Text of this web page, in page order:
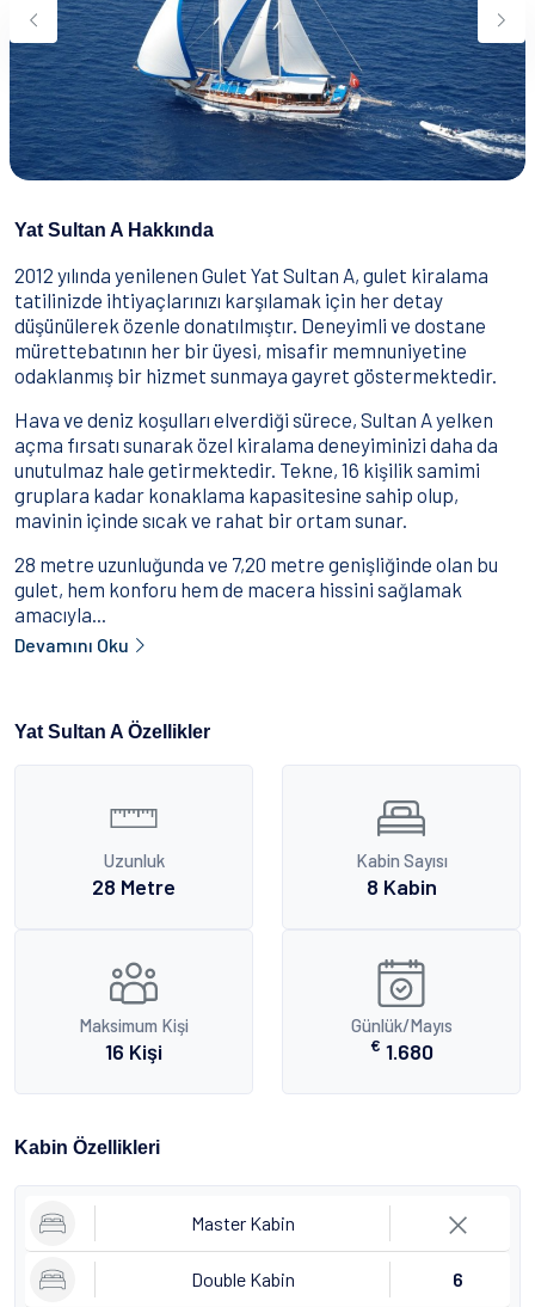
Yeme & İçme
Nasıl Rezervasyon Yapılır?
Şartlar & Koşullar
İletişim
Yat Sultan A Hakkında
2012 yılında yenilenen Gulet Yat Sultan A, gulet kiralama
tatilinizde ihtiyaçlarınızı karşılamak için her detay
düşünülerek özenle donatılmıştır. Deneyimli ve dostane
mürettebatının her bir üyesi, misafir memnuniyetine
odaklanmış bir hizmet sunmaya gayret göstermektedir.
Hava ve deniz koşulları elverdiği sürece, Sultan A yelken
açma fırsatı sunarak özel kiralama deneyiminizi daha da
unutulmaz hale getirmektedir. Tekne, 16 kişilik samimi
gruplara kadar konaklama kapasitesine sahip olup,
mavinin içinde sıcak ve rahat bir ortam sunar.
28 metre uzunluğunda ve 7,20 metre genişliğinde olan bu
gulet, hem konforu hem de macera hissini sağlamak
amacıyla...
Devamını Oku
Yat Sultan A Özellikler
Uzunluk
28 Metre
Kabin Sayısı
8 Kabin
Maksimum Kişi
16 Kişi
Günlük/Mayıs
€ 1.680
Kabin Özellikleri
Master Kabin
Double Kabin 6